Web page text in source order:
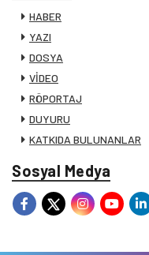
HABER
YAZI
DOSYA
VİDEO
RÖPORTAJ
DUYURU
KATKIDA BULUNANLAR
Sosyal Medya